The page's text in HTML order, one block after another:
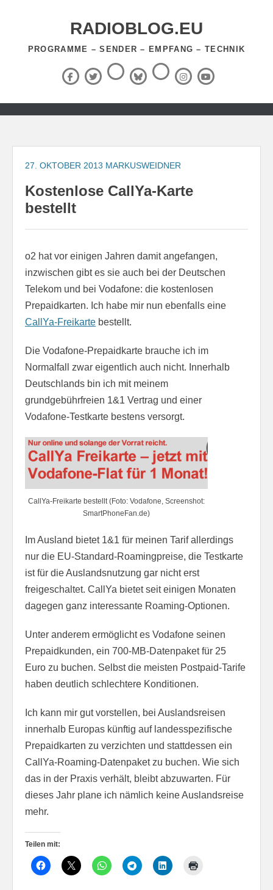
RADIOBLOG.EU
PROGRAMME – SENDER – EMPFANG – TECHNIK
Facebook
X
(Twitter)
ThreadsBlueSky
RSS-
Feed InstagramYouTube
Zum
springen
27. OKTOBER 2013 MARKUSWEIDNER
Kostenlose CallYa-Karte
bestellt
o2 hat vor einigen Jahren damit angefangen,
inzwischen gibt es sie auch bei der Deutschen
Telekom und bei Vodafone: die kostenlosen
Prepaidkarten. Ich habe mir nun ebenfalls eine
CallYa-Freikarte bestellt.
Die Vodafone-Prepaidkarte brauche ich im
Normalfall zwar eigentlich auch nicht. Innerhalb
Deutschlands bin ich mit meinem
grundgebührfreien 1&1 Vertrag und einer
Vodafone-Testkarte bestens versorgt.
CallYa-Freikarte bestellt (Foto: Vodafone, Screenshot:
SmartPhoneFan.de)
Im Ausland bietet 1&1 für meinen Tarif allerdings
nur die EU-Standard-Roamingpreise, die Testkarte
ist für die Auslandsnutzung gar nicht erst
freigeschaltet. CallYa bietet seit einigen Monaten
dagegen ganz interessante Roaming-Optionen.
Unter anderem ermöglicht es Vodafone seinen
Prepaidkunden, ein 700-MB-Datenpaket für 25
Euro zu buchen. Selbst die meisten Postpaid-Tarife
haben deutlich schlechtere Konditionen.
Ich kann mir gut vorstellen, bei Auslandsreisen
innerhalb Europas künftig auf landesspezifische
Prepaidkarten zu verzichten und stattdessen ein
CallYa-Roaming-Datenpaket zu buchen. Wie sich
das in der Praxis verhält, bleibt abzuwarten. Für
dieses Jahr plane ich nämlich keine Auslandsreise
mehr.
Teilen mit: